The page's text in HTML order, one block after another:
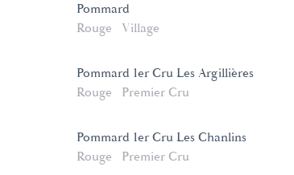
Pommard
Rouge
Village
Pommard 1er Cru Les Argillières
Rouge
Premier Cru
Pommard 1er Cru Les Chanlins
Rouge
Premier Cru